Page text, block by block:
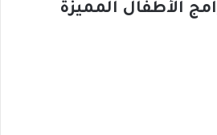
الأطفال المميزة